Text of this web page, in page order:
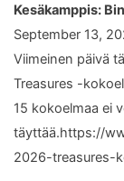
Kesäkamppis:
September 13,
Viimeinen päivä
Treasures -
15 kokoelmaa ei
täyttää.https://
2026-treasures-